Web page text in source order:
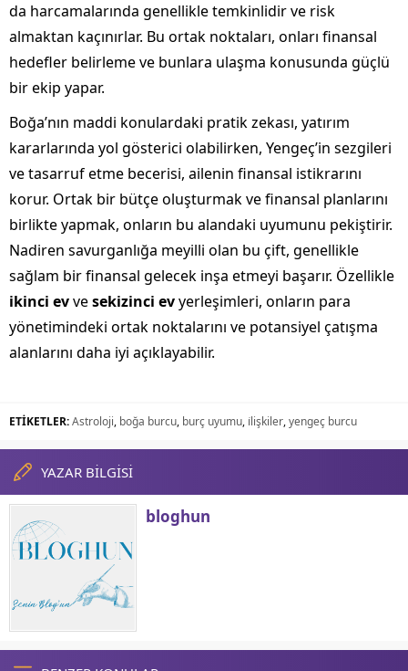
da harcamalarında genellikle temkinlidir ve risk
almaktan kaçınırlar. Bu ortak noktaları, onları finansal
hedefler belirleme ve bunlara ulaşma konusunda güçlü
bir ekip yapar.
Boğa’nın maddi konulardaki pratik zekası, yatırım
kararlarında yol gösterici olabilirken, Yengeç’in sezgileri
ve tasarruf etme becerisi, ailenin finansal istikrarını
korur. Ortak bir bütçe oluşturmak ve finansal planlarını
birlikte yapmak, onların bu alandaki uyumunu pekiştirir.
Nadiren savurganlığa meyilli olan bu çift, genellikle
sağlam bir finansal gelecek inşa etmeyi başarır. Özellikle
ikinci evvesekizinci evyerleşimleri, onların para
yönetimindeki ortak noktalarını ve potansiyel çatışma
alanlarını daha iyi açıklayabilir.
ETİKETLER:Astroloji, boğa burcu, burç uyumu, i̇lişkiler,yengeç burcu
YAZAR BİLGİSİ
bloghun